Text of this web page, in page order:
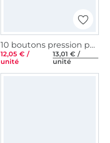
10 boutons pression pour anorak, 15 mm, couleur laiton antique
12,05 € /
unité
13,01 € /
unité